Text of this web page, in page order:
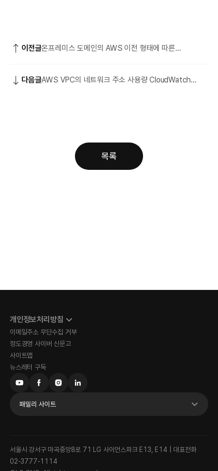
이전글온프레미스 도메인의 AWS 이전 형태에 따른
다음글AWS VPC의 네트워크 주소 사용량 CloudWatch
목록
개인정보처리방침
이메일주소 무단수집 거부
정도경영 사이버 신문고
사이트맵
뉴스레터 구독
패밀리 사이트
서울시 강서구 마곡중앙8로 71 LG 사이언스파크 E13, E14 | 대표전화
02-3777-1114